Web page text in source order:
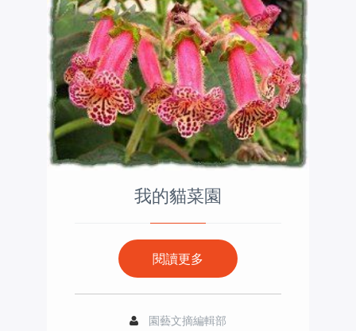
我的貓菜園
閱讀更多
園藝文摘編輯部